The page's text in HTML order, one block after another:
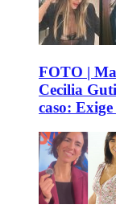
FOTO |
Cecilia
caso: